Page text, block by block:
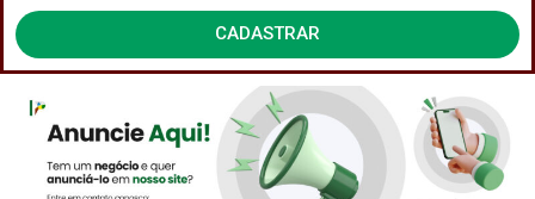
de
Privacidade
CADASTRAR